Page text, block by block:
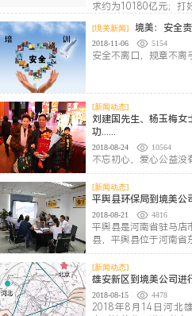
求约为10180亿元；打
[境美新闻] 境美：安全
2018-11-06 5154
安全不离口，规章不离
[新闻动态]
刘建国先生、杨玉梅女
功......
2018-08-24 10564
不忘初心，爱心公益没
[新闻动态]
平舆县环保局到境美公
2018-08-21 4816
平舆县是河南省驻马店
县，平舆县位于河南省
[新闻动态]
雄安新区到境美公司进
2018-08-15 4478
2018年8月14日河北